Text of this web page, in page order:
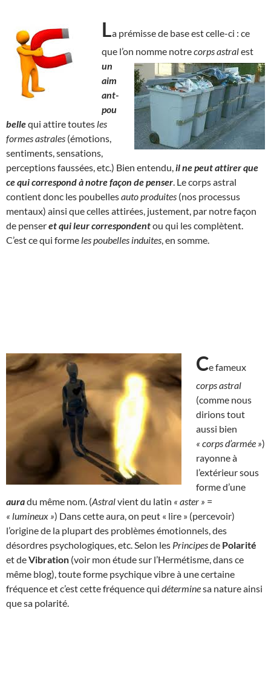
La prémisse de base est celle-ci : ce
que l’on nomme notrecorps astralest
un
aim
ant-
pou
bellequi attire toutes les
formes astrales (émotions,
sentiments, sensations,
perceptions faussées, etc.) Bien entendu, il ne peut attirer que
ce qui correspond à notre façon de penser . Le corps astral
contient donc les poubellesauto produites (nos processus
mentaux) ainsi que celles attirées, justement, par notre façon
de penseret quileur correspondentou qui les complètent.
C’est ce qui forme les poubelles induites , en somme.
Ce fameux
corps astral
(comme nous
dirions tout
aussi bien
« corps d’armée »)
rayonne à
l’extérieur sous
forme d’une
auradu même nom. (Astralvient du latin « aster » =
« lumineux ») Dans cette aura, on peut « lire » (percevoir)
l’origine de la plupart des problèmes émotionnels, des
désordres psychologiques, etc. Selon les Principesde Polarité
et deVibration (voir mon étude sur l’Hermétisme, dans ce
même blog), toute forme psychique vibre à une certaine
fréquence et c’est cette fréquence qui déterminesa nature ainsi
que sa polarité.